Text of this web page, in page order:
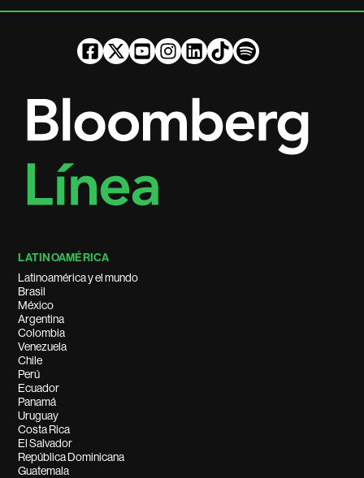
LATINOAMÉRICA
Latinoamérica y el mundo
Brasil
México
Argentina
Colombia
Venezuela
Chile
Perú
Ecuador
Panamá
Uruguay
Costa Rica
El Salvador
República Dominicana
Guatemala